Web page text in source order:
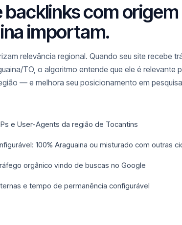
backlinks com origem
importam.
relevância regional. Quando seu site recebe
TO, o algoritmo entende que ele é relevante
— e melhora seu posicionamento em
e User-Agents da região de Tocantins
100% Araguaina ou misturado com outras
orgânico vindo de buscas no Google
e tempo de permanência configurável